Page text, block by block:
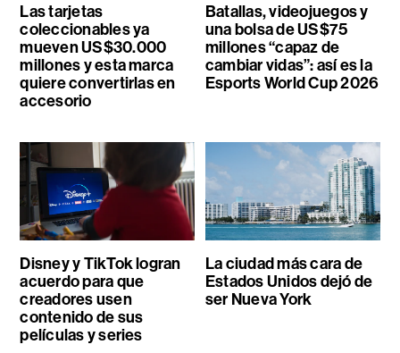
Las tarjetas
coleccionables ya
mueven US$30.000
millones y esta marca
quiere convertirlas en
accesorio
Batallas, videojuegos y
una bolsa de US$75
millones “capaz de
cambiar vidas”: así es la
Esports World Cup 2026
Disney y TikTok logran
acuerdo para que
creadores usen
contenido de sus
películas y series
La ciudad más cara de
Estados Unidos dejó de
ser Nueva York